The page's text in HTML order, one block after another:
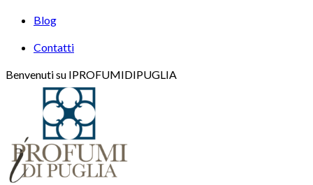
Blog
Contatti
Benvenuti su IPROFUMIDIPUGLIA